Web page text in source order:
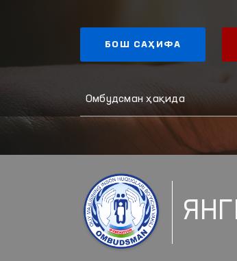
БОШ САҲИФА
Омбудсман ҳақида